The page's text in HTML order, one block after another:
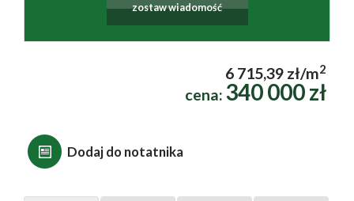
zostaw wiadomość
6 715,39 zł/m2
cena: 340 000 zł
Dodaj do notatnika